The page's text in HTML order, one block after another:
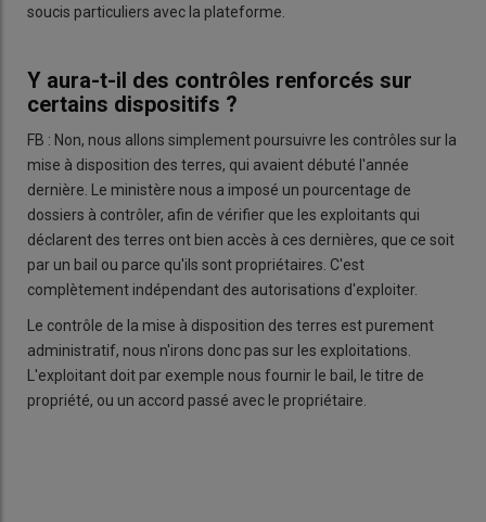
soucis particuliers avec la plateforme.
Y aura-t-il des contrôles renforcés sur
certains dispositifs ?
FB : Non, nous allons simplement poursuivre les contrôles sur la
mise à disposition des terres, qui avaient débuté l'année
dernière. Le ministère nous a imposé un pourcentage de
dossiers à contrôler, afin de vérifier que les exploitants qui
déclarent des terres ont bien accès à ces dernières, que ce soit
par un bail ou parce qu'ils sont propriétaires. C'est
complètement indépendant des autorisations d'exploiter.
Le contrôle de la mise à disposition des terres est purement
administratif, nous n'irons donc pas sur les exploitations.
L'exploitant doit par exemple nous fournir le bail, le titre de
propriété, ou un accord passé avec le propriétaire.